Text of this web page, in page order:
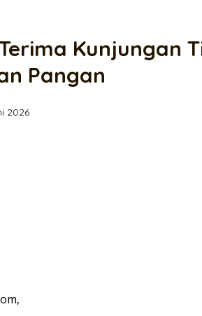
Kunjungan
Pangan
2026